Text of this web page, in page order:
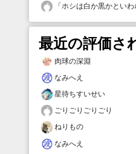
「ホシは白か黒かとい
最近の評価さ
肉球の深淵
なみへえ
星待ちすいせい
ごりごりごりごり
ねりもの
なみへえ